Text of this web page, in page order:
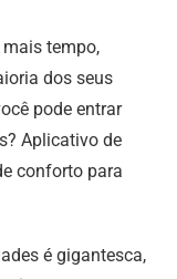
mais tempo,
dos seus
pode entrar
Aplicativo de
conforto para
é gigantesca,